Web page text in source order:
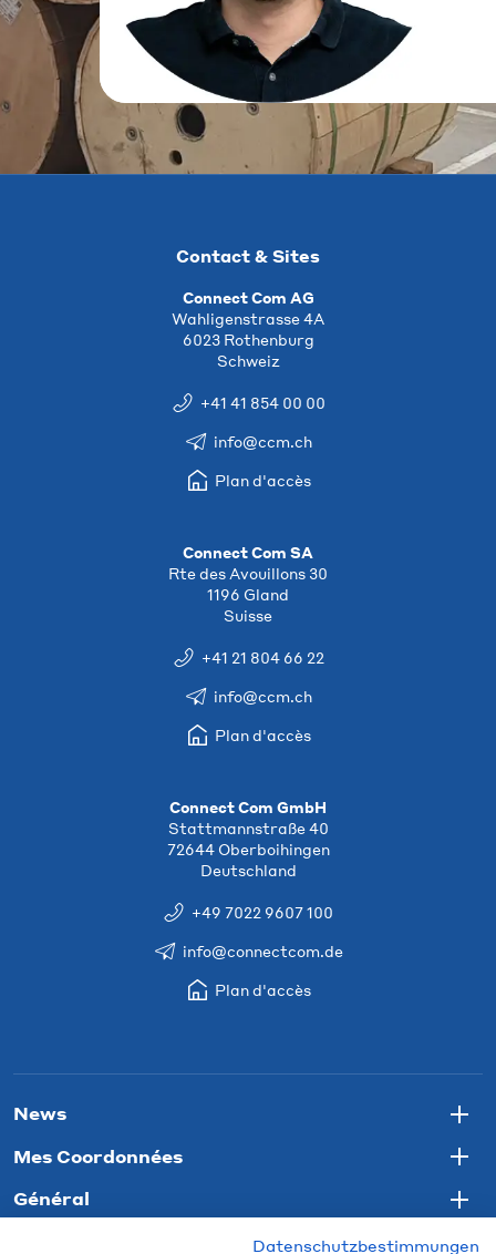
Contact & Sites
Connect Com AG
Wahligenstrasse 4A
6023 Rothenburg
Schweiz
+41 41 854 00 00
info@ccm.ch
Plan d'accès
Connect Com SA
Rte des Avouillons 30
1196 Gland
Suisse
+41 21 804 66 22
info@ccm.ch
Plan d'accès
Connect Com GmbH
Stattmannstraße 40
72644 Oberboihingen
Deutschland
+49 7022 9607 100
info@connectcom.de
Plan d'accès
News
Mes Coordonnées
Général
Datenschutzbestimmungen